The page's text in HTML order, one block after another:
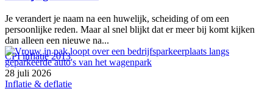
CPI inflatie 2013
Je verandert je naam na een huwelijk, scheiding of om een
persoonlijke reden. Maar al snel blijkt dat er meer bij komt kijken
dan alleen een nieuwe na...
28 juli 2026
Inflatie & deflatie